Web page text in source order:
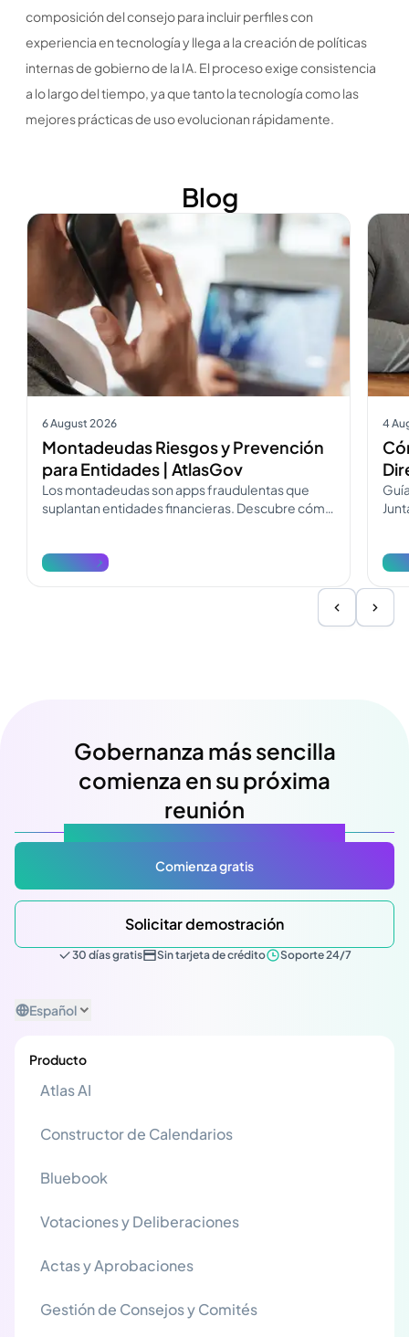
composición del consejo para incluir perfiles con
experiencia en tecnología y llega a la creación de políticas
internas de gobierno de la IA. El proceso exige consistencia
a lo largo del tiempo, ya que tanto la tecnología como las
mejores prácticas de uso evolucionan rápidamente.
Blog
Ver más
6 August 2026
Montadeudas Riesgos y Prevención
para Entidades | AtlasGov
Los montadeudas son apps fraudulentas que
suplantan entidades financieras. Descubre cómo
Ver más
Ver
4
Ver
Gobernanza más sencilla
comienza en su próxima
reunión
Comienza gratis
Solicitar demostración
30 días gratis Sin tarjeta de crédito Soporte 24/7
Español
Producto
Atlas AI
Constructor de Calendarios
Bluebook
Votaciones y Deliberaciones
Actas y Aprobaciones
Gestión de Consejos y Comités